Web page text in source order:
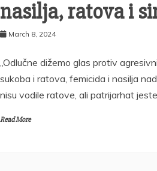
nasilja, ratova i
March 8, 2024
„Odlučne dižemo glas protiv
sukoba i ratova, femicida i nasilja
nisu vodile ratove, ali patrijarhat
Read More